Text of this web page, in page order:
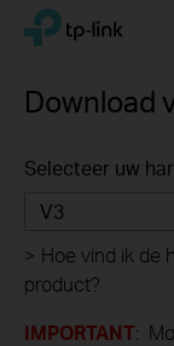
Click
navigation
TP-Link, Reliably
Download
Selecteer uw
V3
> Hoe vind ik de
product?
IMPORTANT: